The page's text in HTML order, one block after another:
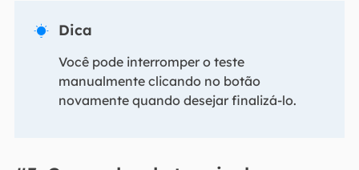
 Dica
Você pode interromper o teste
manualmente clicando no botão
novamente quando desejar finalizá-lo.